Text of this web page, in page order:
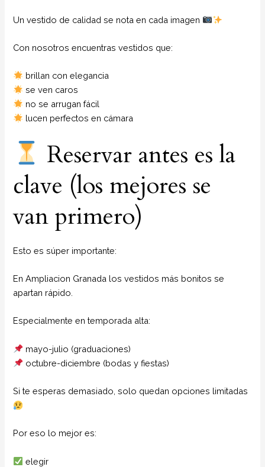
Un vestido de calidad se nota en cada imagen
Con nosotros encuentras vestidos que:
brillan con elegancia
se ven caros
no se arrugan fácil
lucen perfectos en cámara
Reservar antes es la
clave (los mejores se
van primero)
Esto es súper importante:
En Ampliacion Granada los vestidos más bonitos se
apartan rápido.
Especialmente en temporada alta:
mayo-julio (graduaciones)
octubre-diciembre (bodas y fiestas)
Si te esperas demasiado, solo quedan opciones limitadas
Por eso lo mejor es:
elegir